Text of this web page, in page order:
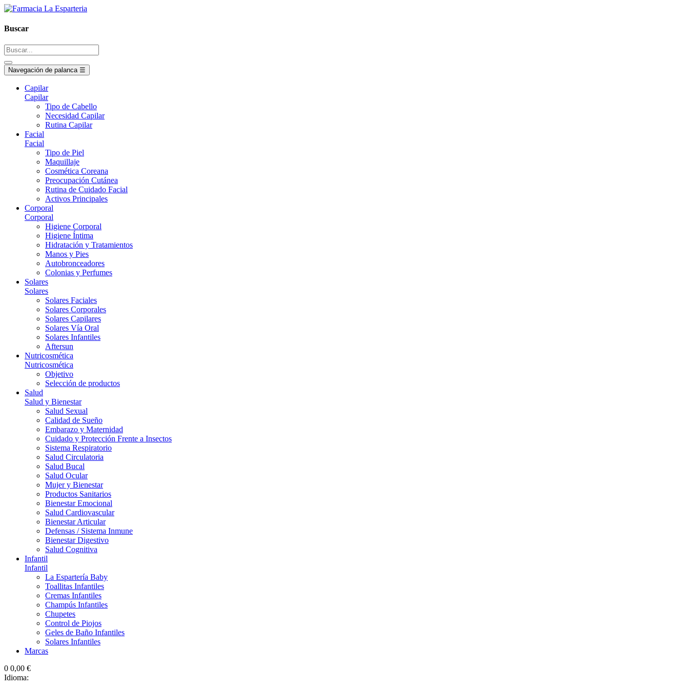
Buscar
Navegación de palanca ☰
Capilar
Capilar
Tipo de Cabello
Necesidad Capilar
Rutina Capilar
Facial
Facial
Tipo de Piel
Maquillaje
Cosmética Coreana
Preocupación Cutánea
Rutina de Cuidado Facial
Activos Principales
Corporal
Corporal
Higiene Corporal
Higiene Íntima
Hidratación y Tratamientos
Manos y Pies
Autobronceadores
Colonias y Perfumes
Solares
Solares
Solares Faciales
Solares Corporales
Solares Capilares
Solares Vía Oral
Solares Infantiles
Aftersun
Nutricosmética
Nutricosmética
Objetivo
Selección de productos
Salud
Salud y Bienestar
Salud Sexual
Calidad de Sueño
Embarazo y Maternidad
Cuidado y Protección Frente a Insectos
Sistema Respiratorio
Salud Circulatoria
Salud Bucal
Salud Ocular
Mujer y Bienestar
Productos Sanitarios
Bienestar Emocional
Salud Cardiovascular
Bienestar Articular
Defensas / Sistema Inmune
Bienestar Digestivo
Salud Cognitiva
Infantil
Infantil
La Espartería Baby
Toallitas Infantiles
Cremas Infantiles
Champús Infantiles
Chupetes
Control de Piojos
Geles de Baño Infantiles
Solares Infantiles
Marcas
0 0,00 €
Idioma: